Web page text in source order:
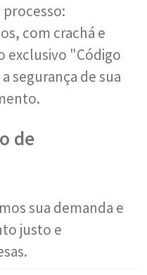
com crachá e
exclusivo "Código
segurança de sua
de
sua demanda e
justo e